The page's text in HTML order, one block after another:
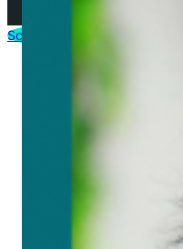
Scroll to Top